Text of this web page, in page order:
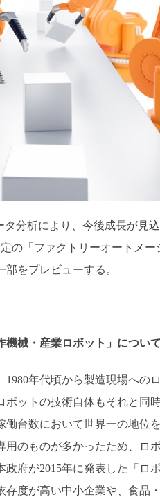
タ分析により、今後成長が見
の「ファクトリーオートメ
をプレビューする。
機械・産業ロボット」につい
年代頃から製造現場への
ボットの技術自体もそれと同
働台数において世界一の地位
のものが多かったため、ロ
府が2015年に発表した「ロ
度が高い中小企業や、食品